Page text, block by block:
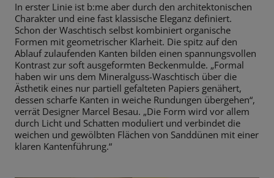
In erster Linie ist b:me aber durch den architektonischen
Charakter und eine fast klassische Eleganz definiert.
Schon der Waschtisch selbst kombiniert organische
Formen mit geometrischer Klarheit. Die spitz auf den
Ablauf zulaufenden Kanten bilden einen spannungsvollen
Kontrast zur soft ausgeformten Beckenmulde. „Formal
haben wir uns dem Mineralguss-Waschtisch über die
Ästhetik eines nur partiell gefalteten Papiers genähert,
dessen scharfe Kanten in weiche Rundungen übergehen“,
verrät Designer Marcel Besau. „Die Form wird vor allem
durch Licht und Schatten moduliert und verbindet die
weichen und gewölbten Flächen von Sanddünen mit einer
klaren Kantenführung.“